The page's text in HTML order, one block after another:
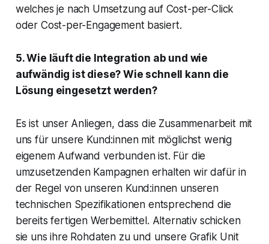
welches je nach Umsetzung auf Cost-per-Click
oder Cost-per-Engagement basiert.
5. Wie läuft die Integration ab und wie
aufwändig ist diese? Wie schnell kann die
Lösung eingesetzt werden?
Es ist unser Anliegen, dass die Zusammenarbeit mit
uns für unsere Kund:innen mit möglichst wenig
eigenem Aufwand verbunden ist. Für die
umzusetzenden Kampagnen erhalten wir dafür in
der Regel von unseren Kund:innen unseren
technischen Spezifikationen entsprechend die
bereits fertigen Werbemittel. Alternativ schicken
sie uns ihre Rohdaten zu und unsere Grafik Unit